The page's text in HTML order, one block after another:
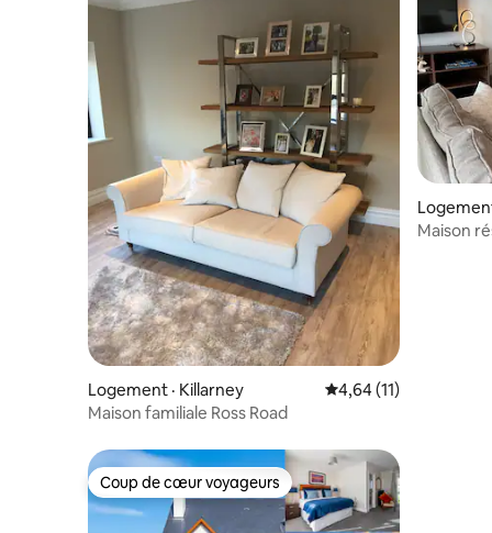
Logement · Killarney Note moyenne de
4,64 (11)
Maison familiale Ross Road
Maison
Coup de cœur voyageurs
Coup de cœur voyageurs